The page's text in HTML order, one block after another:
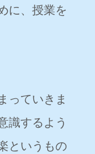
に、授業を
っていきま
識するよう
というもの